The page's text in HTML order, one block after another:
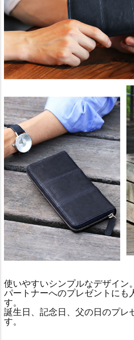
使いやすいシンプルなデザイン。
パートナーへのプレゼントにも
す。
誕生日、記念日、父の日のプレ
す。